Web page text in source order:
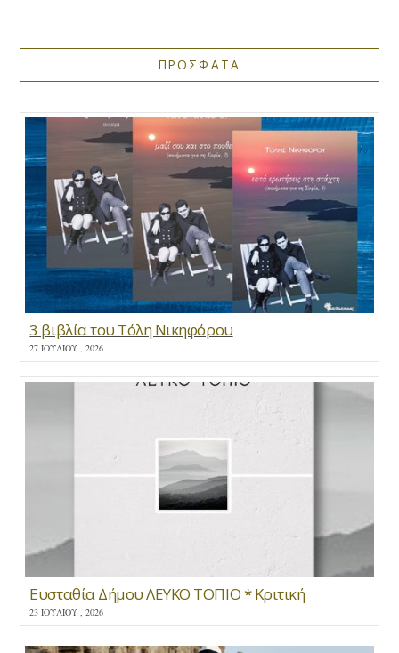
ΠΡΟΣΦΑΤΑ
3 βιβλία του Τόλη Νικηφόρου
27 ΙΟΥΛΊΟΥ , 2026
Ευσταθία Δήμου ΛΕΥΚΟ ΤΟΠΙΟ * Κριτική
23 ΙΟΥΛΊΟΥ , 2026